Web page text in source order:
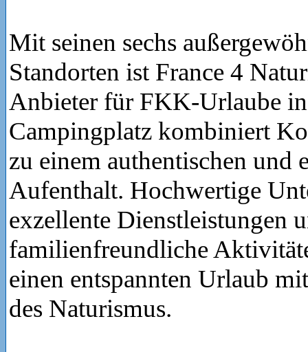
Mit seinen sechs
Standorten ist France 4
Anbieter für FKK-Urlaube
Campingplatz kombiniert
zu einem authentischen und
Aufenthalt. Hochwertige
exzellente Dienstleistungen
familienfreundliche
einen entspannten Urlaub
des Naturismus.